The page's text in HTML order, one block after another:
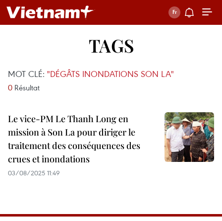
TAGS
MOT CLÉ: "DÉGÂTS INONDATIONS SON LA"
0 Résultat
Le vice-PM Le Thanh Long en
mission à Son La pour diriger le
traitement des conséquences des
crues et inondations
03/08/2025 11:49